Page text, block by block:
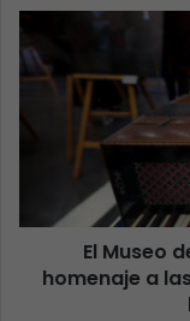
El Museo
homenaje a